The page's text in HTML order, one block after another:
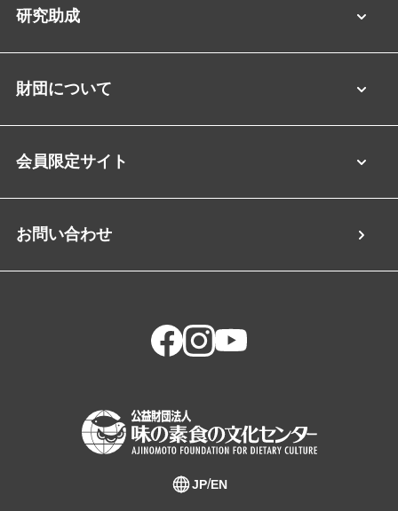
研究助成
財団について
会員限定サイト
お問い合わせ
JP EN